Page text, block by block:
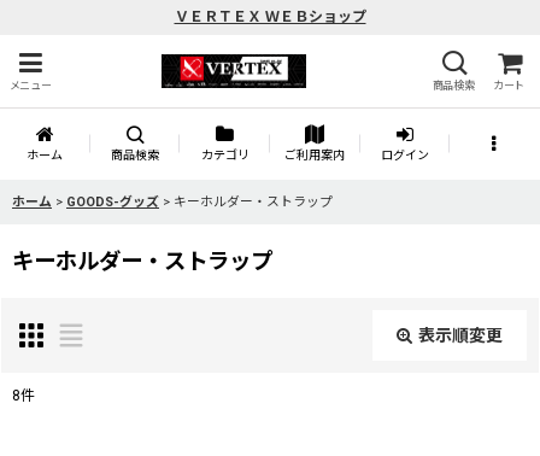
ＶＥＲＴＥＸ ＷＥＢショップ
メニュー 商品検索 カート
ホーム 商品検索 カテゴリ ご利用案内 ログイン
ホーム > GOODS-グッズ > キーホルダー・ストラップ
キーホルダー・ストラップ
表示順変更
8件